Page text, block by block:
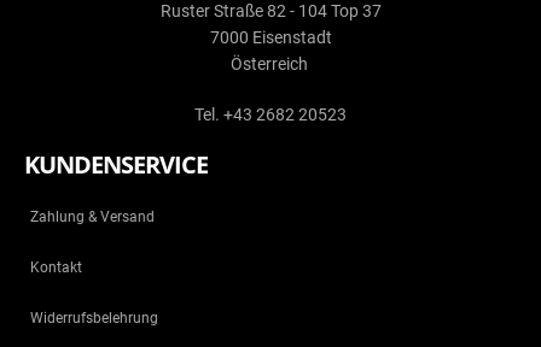
Ruster Straße 82 - 104 Top 37
7000 Eisenstadt
Österreich
Tel. +43 2682 20523
KUNDENSERVICE
Zahlung & Versand
Kontakt
Widerrufsbelehrung